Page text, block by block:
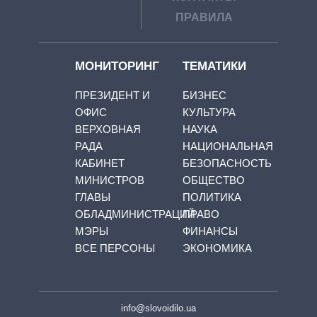
ПРАВИЛА
МОНИТОРИНГ
ПРЕЗИДЕНТ И
ОФИС
ВЕРХОВНАЯ
РАДА
КАБИНЕТ
МИНИСТРОВ
ГЛАВЫ
ОБЛАДМИНИСТРАЦИЙ
МЭРЫ
ВСЕ ПЕРСОНЫ
ТЕМАТИКИ
БИЗНЕС
КУЛЬТУРА
НАУКА
НАЦИОНАЛЬНАЯ
БЕЗОПАСНОСТЬ
ОБЩЕСТВО
ПОЛИТИКА
ПРАВО
ФИНАНСЫ
ЭКОНОМИКА
info@slovoidilo.ua